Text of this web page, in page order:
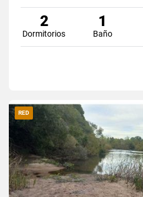
2
Dormitorios
1
Baño
RED